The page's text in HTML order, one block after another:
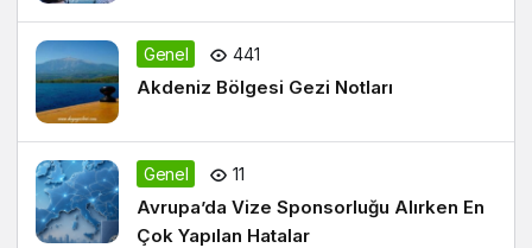
Genel 441
Akdeniz Bölgesi Gezi Notları
Genel 11
Avrupa’da Vize Sponsorluğu Alırken En
Çok Yapılan Hatalar